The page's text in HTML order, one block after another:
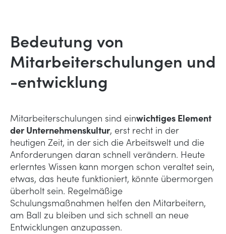
Bedeutung von
Mitarbeiterschulungen und
-entwicklung
Mitarbeiterschulungen sind einwichtiges Element
der Unternehmenskultur, erst recht in der
heutigen Zeit, in der sich die Arbeitswelt und die
Anforderungen daran schnell verändern. Heute
erlerntes Wissen kann morgen schon veraltet sein,
etwas, das heute funktioniert, könnte übermorgen
überholt sein. Regelmäßige
Schulungsmaßnahmen helfen den Mitarbeitern,
am Ball zu bleiben und sich schnell an neue
Entwicklungen anzupassen.